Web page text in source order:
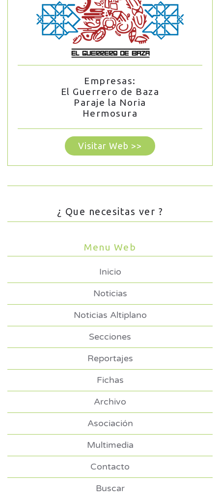
Empresas:
El Guerrero de Baza
Paraje la Noria
Hermosura
Visitar Web >>
¿ Que necesitas ver ?
Menu Web
Inicio
Noticias
Noticias Altiplano
Secciones
Reportajes
Fichas
Archivo
Asociación
Multimedia
Contacto
Buscar